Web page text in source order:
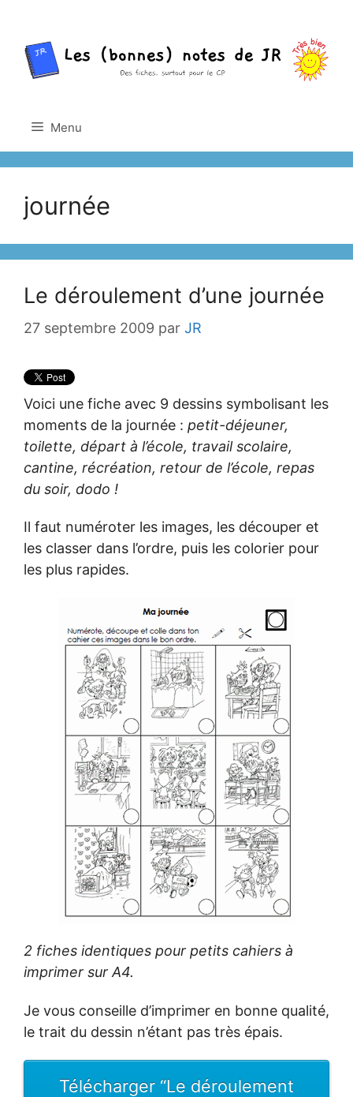
contenu
Menu
journée
Le déroulement d’une journée
27 septembre 2009 par JR
Voici une fiche avec 9 dessins symbolisant les
moments de la journée : petit-déjeuner,
toilette, départ à l’école, travail scolaire,
cantine, récréation, retour de l’école, repas
du soir, dodo !
Il faut numéroter les images, les découper et
les classer dans l’ordre, puis les colorier pour
les plus rapides.
2 fiches identiques pour petits cahiers à
imprimer sur A4.
Je vous conseille d’imprimer en bonne qualité,
le trait du dessin n’étant pas très épais.
Télécharger “Le déroulement